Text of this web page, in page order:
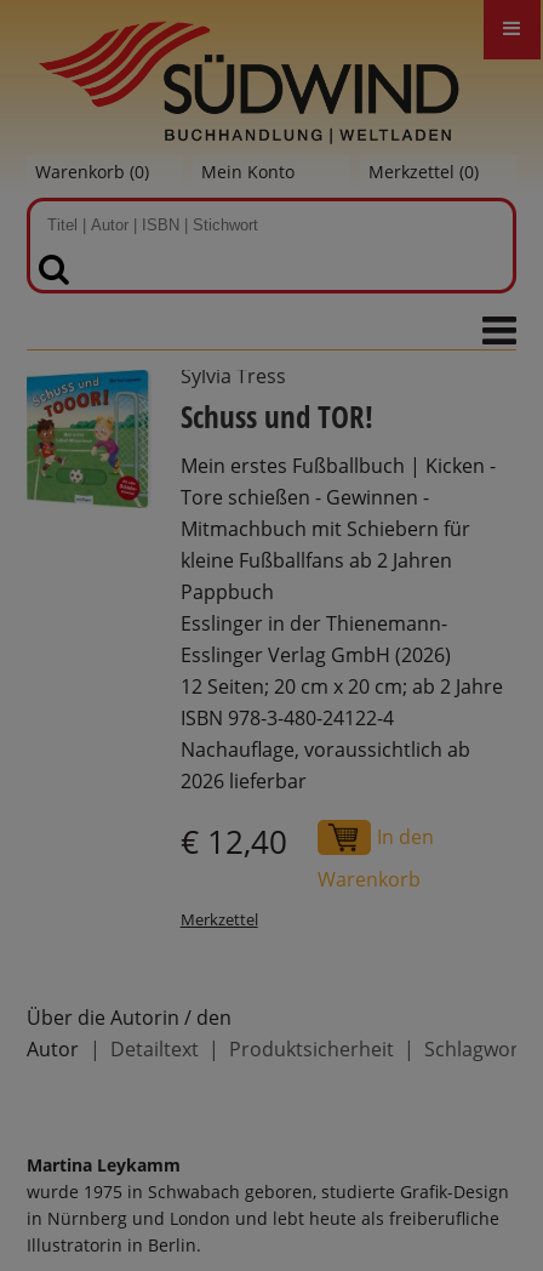
Warenkorb (0) Mein Konto Merkzettel (0)
Sylvia Tress
Schuss und TOR!
Mein erstes Fußballbuch | Kicken -
Tore schießen - Gewinnen -
Mitmachbuch mit Schiebern für
kleine Fußballfans ab 2 Jahren
Pappbuch
Esslinger in der Thienemann-
Esslinger Verlag GmbH (2026)
12 Seiten; 20 cm x 20 cm; ab 2 Jahre
ISBN 978-3-480-24122-4
Nachauflage, voraussichtlich ab
2026 lieferbar
€ 12,40
In den
Warenkorb
Merkzettel
Über die Autorin / den
Autor
Detailtext Produktsicherheit Schlagworte
Martina Leykamm
wurde 1975 in Schwabach geboren, studierte Grafik-Design
in Nürnberg und London und lebt heute als freiberufliche
Illustratorin in Berlin.